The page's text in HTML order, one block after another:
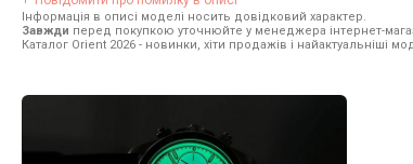
Інформація в описі моделі носить довідковий характер.
Завжди перед покупкою уточнюйте у менеджера інтернет-
Каталог Orient 2026 - новинки, хіти продажів і найактуальніші